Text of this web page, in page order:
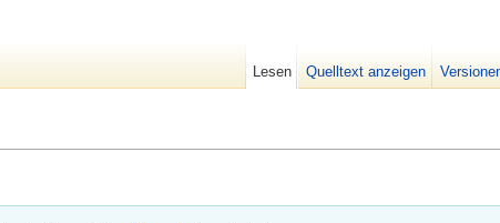
Lesen Quelltext anzeigen